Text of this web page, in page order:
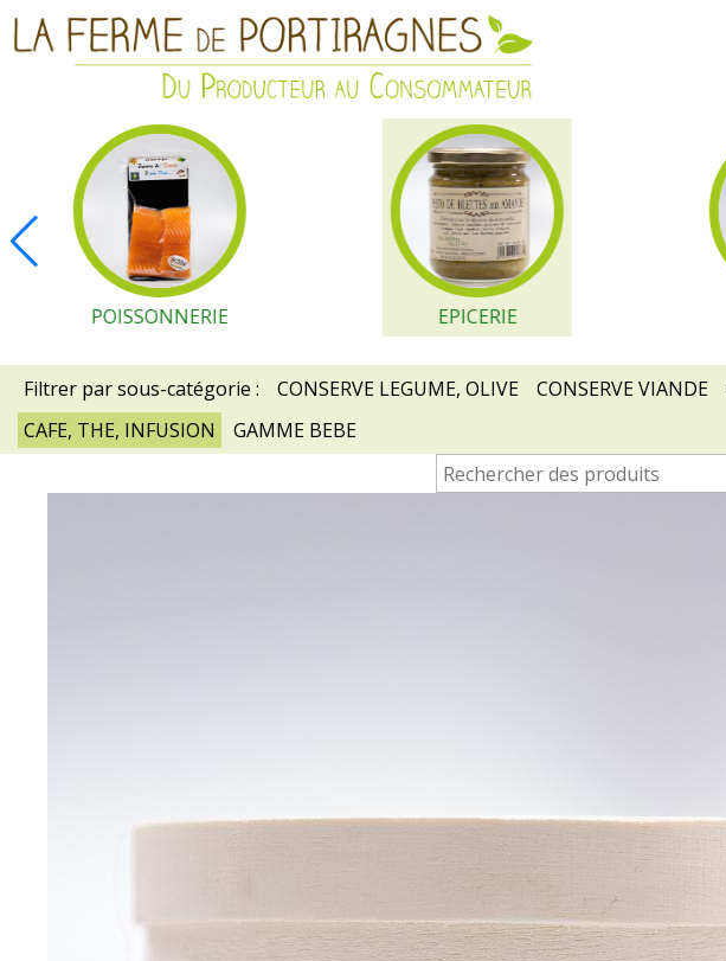
POISSONNERIE EPICERIE
Filtrer par sous-catégorie :
CONSERVE LEGUME, OLIVE CONSERVE VIANDE
CAFE, THE, INFUSION
GAMME BEBE